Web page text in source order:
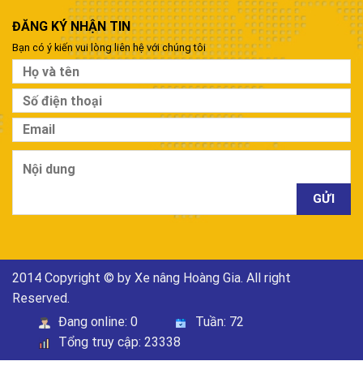
ĐĂNG KÝ NHẬN TIN
Bạn có ý kiến vui lòng liên hệ với chúng tôi
2014 Copyright © by Xe nâng Hoàng Gia. All right
Reserved.
Đang online: 0 Tuần: 72
Tổng truy cập: 23338